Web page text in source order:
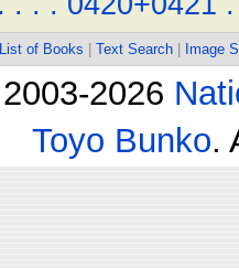
List of Books Text Search Image
2026
Toyo Bunko.